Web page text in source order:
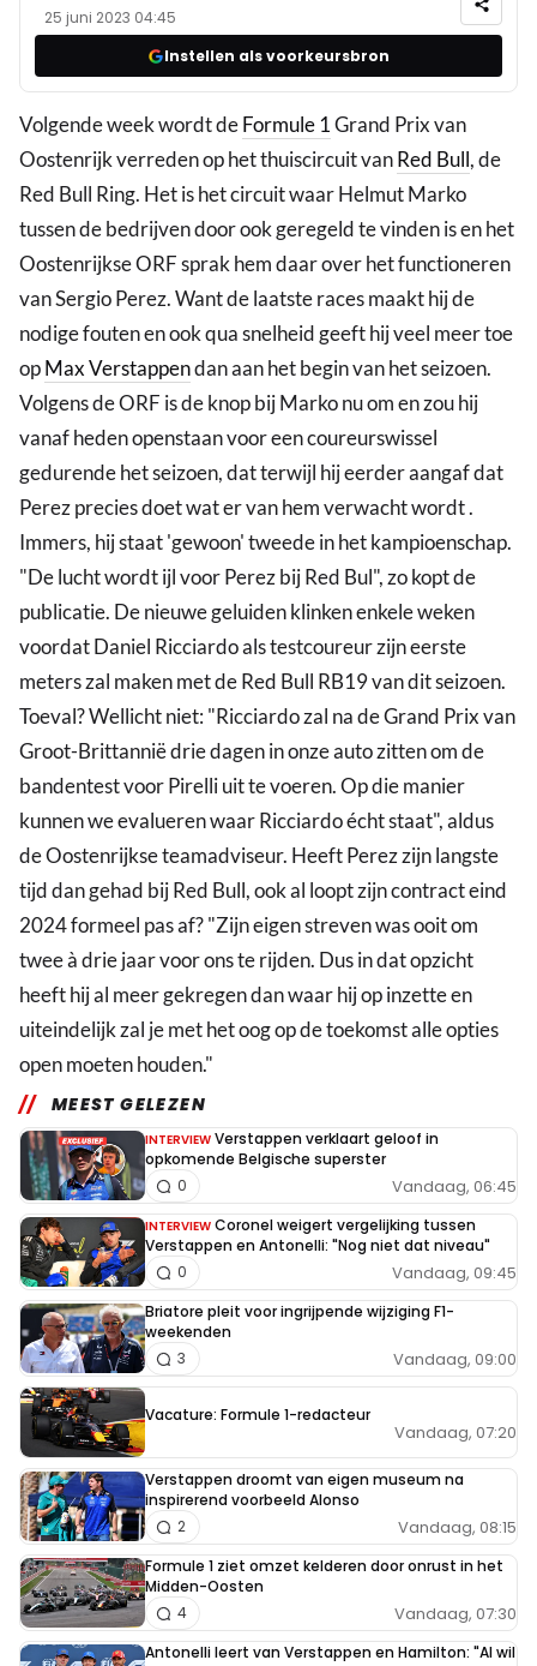
25 juni 2023 04:45
Instellen als voorkeursbron
Volgende week wordt deFormule 1Grand Prix van
Oostenrijk verreden op het thuiscircuit vanRed Bull, de
Red Bull Ring. Het is het circuit waar Helmut Marko
tussen de bedrijven door ook geregeld te vinden is en het
Oostenrijkse ORF sprak hem daar over het functioneren
van Sergio Perez. Want de laatste races maakt hij de
nodige fouten en ook qua snelheid geeft hij veel meer toe
opMax Verstappendan aan het begin van het seizoen.
Volgens de ORF is de knop bij Marko nu om en zou hij
vanaf heden openstaan voor een coureurswissel
gedurende het seizoen, dat terwijl hij eerder aangaf dat
Perez precies doet wat er van hem verwacht wordt .
Immers, hij staat 'gewoon' tweede in het kampioenschap.
"De lucht wordt ijl voor Perez bij Red Bul", zo kopt de
publicatie. De nieuwe geluiden klinken enkele weken
voordat Daniel Ricciardo als testcoureur zijn eerste
meters zal maken met de Red Bull RB19 van dit seizoen.
Toeval? Wellicht niet: "Ricciardo zal na de Grand Prix van
Groot-Brittannië drie dagen in onze auto zitten om de
bandentest voor Pirelli uit te voeren. Op die manier
kunnen we evalueren waar Ricciardo écht staat", aldus
de Oostenrijkse teamadviseur. Heeft Perez zijn langste
tijd dan gehad bij Red Bull, ook al loopt zijn contract eind
2024 formeel pas af? "Zijn eigen streven was ooit om
twee à drie jaar voor ons te rijden. Dus in dat opzicht
heeft hij al meer gekregen dan waar hij op inzette en
uiteindelijk zal je met het oog op de toekomst alle opties
open moeten houden."
MEEST GELEZEN
INTERVIEW Verstappen verklaart geloof in
opkomende Belgische superster
Vandaag, 06:45
0
INTERVIEW Coronel weigert vergelijking tussen
Verstappen en Antonelli: "Nog niet dat niveau"
Vandaag, 09:45
0
Briatore pleit voor ingrijpende wijziging F1-
weekenden
Vandaag, 09:00
3
Vacature: Formule 1-redacteur
Vandaag, 07:20
Verstappen droomt van eigen museum na
inspirerend voorbeeld Alonso
Vandaag, 08:15
2
Formule 1 ziet omzet kelderen door onrust in het
Midden-Oosten
Vandaag, 07:30
4
Antonelli leert van Verstappen en Hamilton: "Al wil